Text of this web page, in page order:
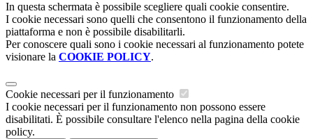
In questa schermata è possibile scegliere quali cookie consentire.
I cookie necessari sono quelli che consentono il funzionamento della
piattaforma e non è possibile disabilitarli.
Per conoscere quali sono i cookie necessari al funzionamento potete
visionare la COOKIE POLICY.
Cookie necessari per il funzionamento
I cookie necessari per il funzionamento non possono essere
disabilitati. È possibile consultare l'elenco nella pagina della cookie
policy.